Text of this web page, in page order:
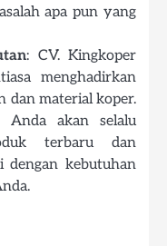
apa pun yang
: CV. Kingkoper
menghadirkan
dan material koper.
akan selalu
terbaru dan
dengan kebutuhan